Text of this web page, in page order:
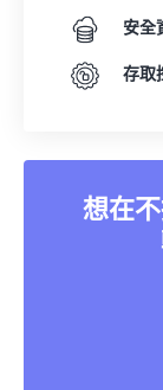
安全
存取
想在